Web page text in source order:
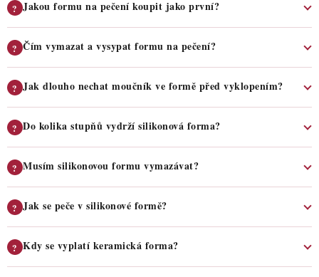
? Jakou formu na pečení koupit jako první?
? Čím vymazat a vysypat formu na pečení?
? Jak dlouho nechat moučník ve formě před vyklopením?
? Do kolika stupňů vydrží silikonová forma?
? Musím silikonovou formu vymazávat?
? Jak se peče v silikonové formě?
? Kdy se vyplatí keramická forma?